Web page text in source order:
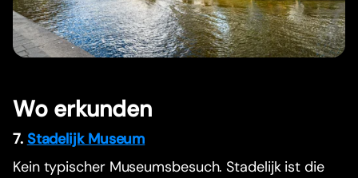
Wo erkunden
7. Stadelijk Museum
Kein typischer Museumsbesuch. Stadelijk ist die